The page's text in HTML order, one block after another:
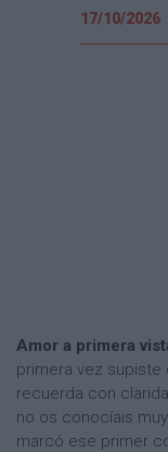
17/10/2026
Amor a primera
primera vez supiste
recuerda con
no os conocíais
marcó ese primer